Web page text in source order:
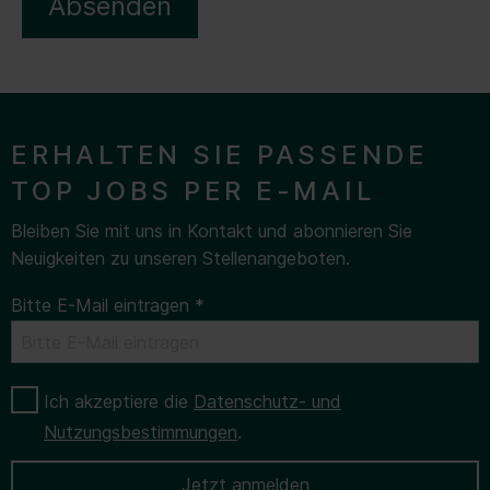
ERHALTEN SIE PASSENDE
TOP JOBS PER E-MAIL
Bleiben Sie mit uns in Kontakt und abonnieren Sie
Neuigkeiten zu unseren Stellenangeboten.
Bitte E-Mail eintragen *
Ich akzeptiere die Datenschutz- und
Nutzungsbestimmungen.